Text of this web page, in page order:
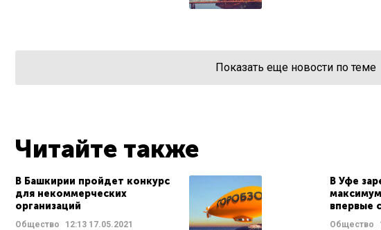
Показать еще новости по теме
Читайте также
В Башкирии пройдет конкурс
для некоммерческих
организаций
Общество 12:13 17.05.2021
В Уфе
впервые
Общество